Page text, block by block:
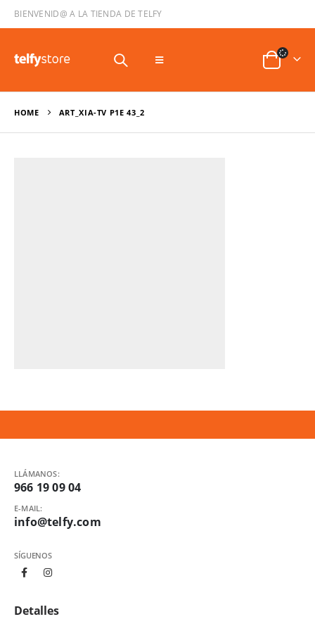
BIENVENID@ A LA TIENDA DE TELFY
HOME ART_XIA-TV P1E 43_2
LLÁMANOS:
966 19 09 04
E-MAIL:
info@telfy.com
SÍGUENOS
Detalles